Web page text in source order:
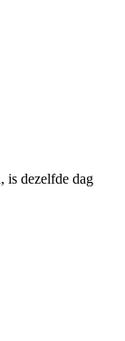
is dezelfde dag